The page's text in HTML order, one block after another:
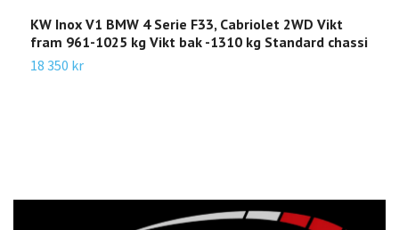
KW Inox V1 BMW 4 Serie F33, Cabriolet 2WD Vikt
fram 961-1025 kg Vikt bak -1310 kg Standard chassi
18 350 kr